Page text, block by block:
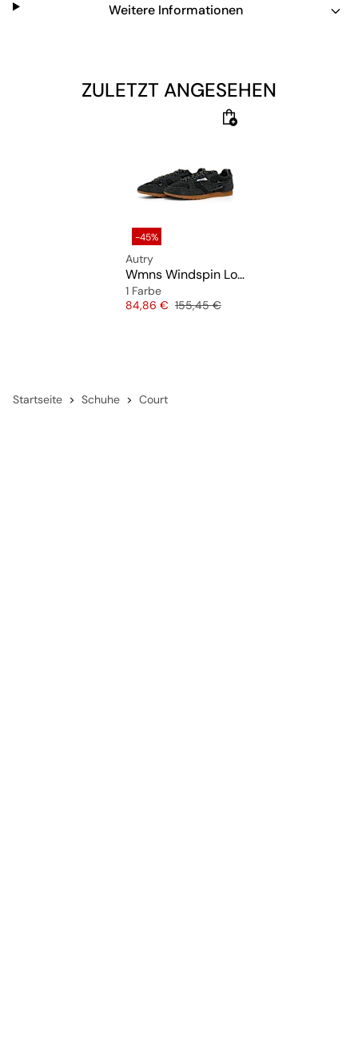
Weitere Informationen
ZULETZT ANGESEHEN
-45%
Autry
Wmns Windspin Low
1 Farbe
Preis
84,86 € Originalpreis
155,45 €
Startseite Schuhe Court